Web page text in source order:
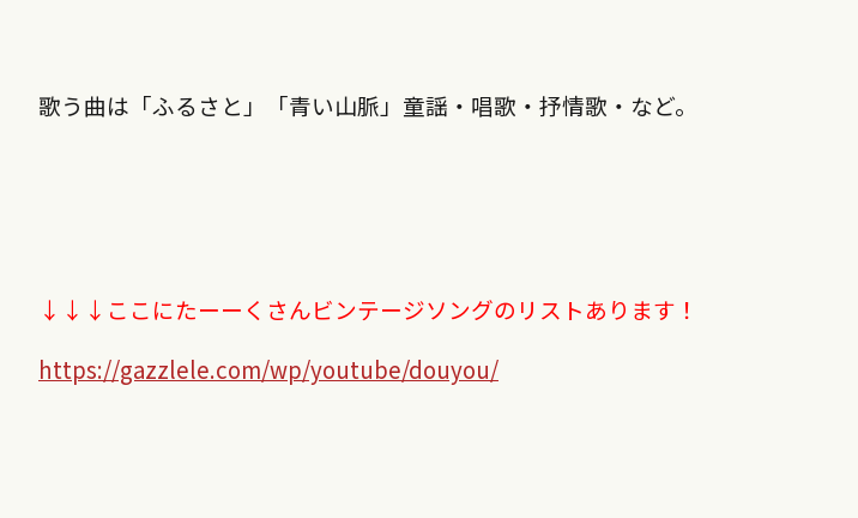
歌う曲は「ふるさと」「青い山脈」童謡・唱歌・抒情歌・など。
↓↓↓ここにたーーくさんビンテージソングのリストあります！
https://gazzlele.com/wp/youtube/douyou/